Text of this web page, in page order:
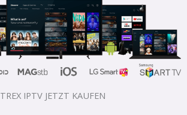
TREX IPTV JETZT KAUFEN